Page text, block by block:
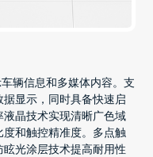
辆信息和多媒体内容。支
显示，同时具备快速启
晶技术实现清晰广色域
和触控精准度。多点触
光涂层技术提高耐用性